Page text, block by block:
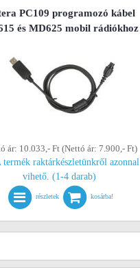
PC109 programozó kábel
és MD625 mobil rádiókhoz
ár: 10.033,- Ft (Nettó ár: 7.900,- Ft)
termék raktárkészletünkről azonnal
vihető. (1-4 darab)
részletek kosárba!